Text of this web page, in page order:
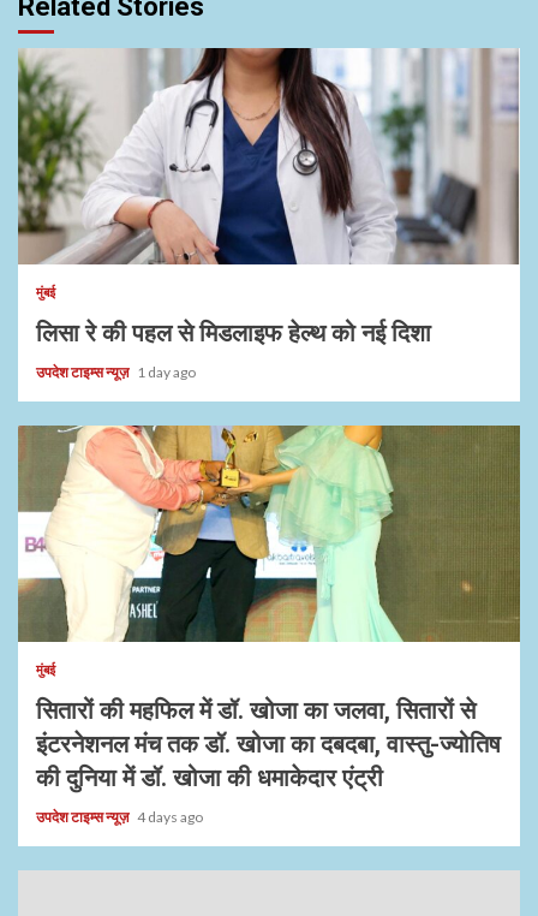
Related Stories
1 min read
मुंबई
लिसा रे की पहल से मिडलाइफ हेल्थ को नई दिशा
उपदेश टाइम्स न्यूज़ 1 day ago
1 min read
मुंबई
सितारों की महफिल में डॉ. खोजा का जलवा, सितारों से
इंटरनेशनल मंच तक डॉ. खोजा का दबदबा, वास्तु-ज्योतिष
की दुनिया में डॉ. खोजा की धमाकेदार एंट्री
उपदेश टाइम्स न्यूज़ 4 days ago